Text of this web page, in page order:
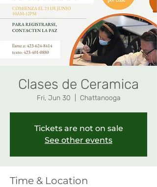
Clases de Ceramica
Fri, Jun 30 Chattanooga
Tickets are not on sale
See other events
Time & Location